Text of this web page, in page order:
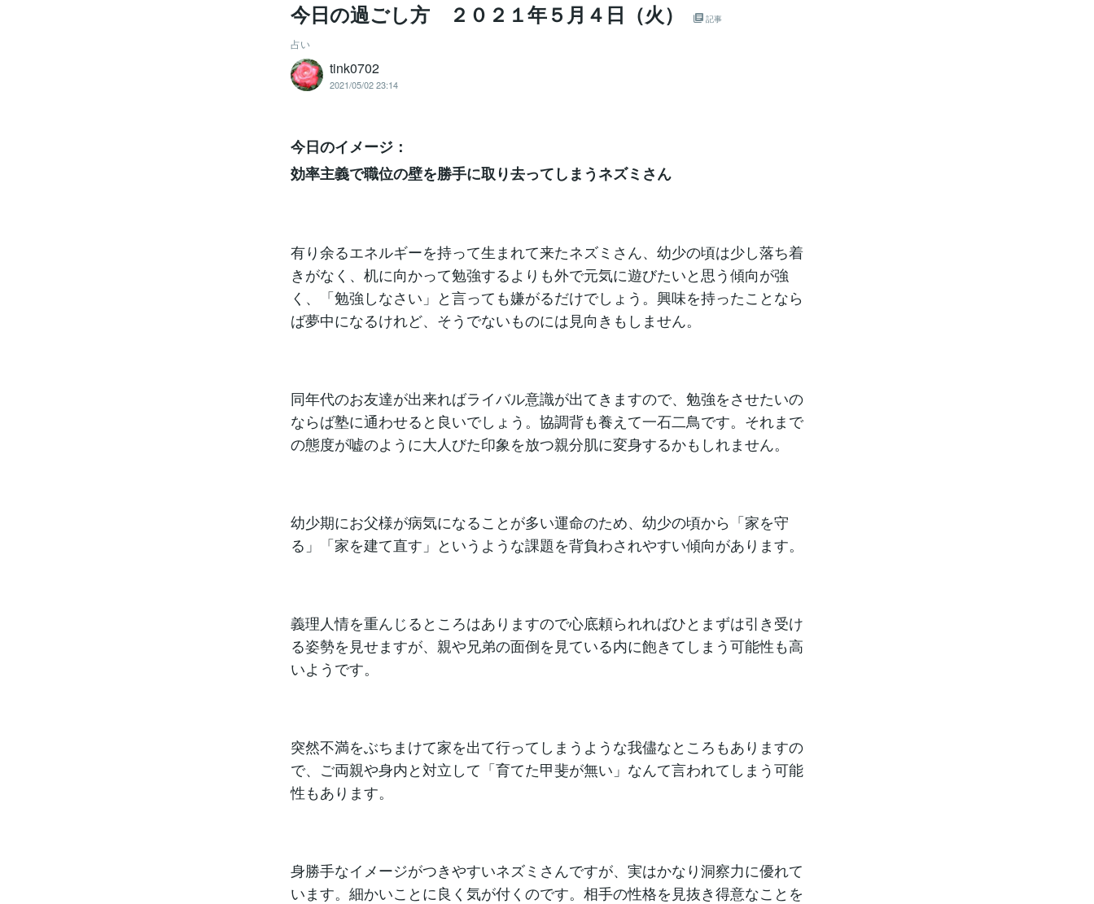
今日の過ごし方 ２０２１年５月４日（火） 記事
占い
tink0702
2021/05/02 23:14
今日のイメージ：
効率主義で職位の壁を勝手に取り去ってしまうネズミさん
有り余るエネルギーを持って生まれて来たネズミさん、幼少の頃は少し落ち着
きがなく、机に向かって勉強するよりも外で元気に遊びたいと思う傾向が強
く、「勉強しなさい」と言っても嫌がるだけでしょう。興味を持ったことなら
ば夢中になるけれど、そうでないものには見向きもしません。
同年代のお友達が出来ればライバル意識が出てきますので、勉強をさせたいの
ならば塾に通わせると良いでしょう。協調背も養えて一石二鳥です。それまで
の態度が嘘のように大人びた印象を放つ親分肌に変身するかもしれません。
幼少期にお父様が病気になることが多い運命のため、幼少の頃から「家を守
る」「家を建て直す」というような課題を背負わされやすい傾向があります。
義理人情を重んじるところはありますので心底頼られればひとまずは引き受け
る姿勢を見せますが、親や兄弟の面倒を見ている内に飽きてしまう可能性も高
いようです。
突然不満をぶちまけて家を出て行ってしまうような我儘なところもありますの
で、ご両親や身内と対立して「育てた甲斐が無い」なんて言われてしまう可能
性もあります。
身勝手なイメージがつきやすいネズミさんですが、実はかなり洞察力に優れて
います。細かいことに良く気が付くのです。相手の性格を見抜き得意なことを